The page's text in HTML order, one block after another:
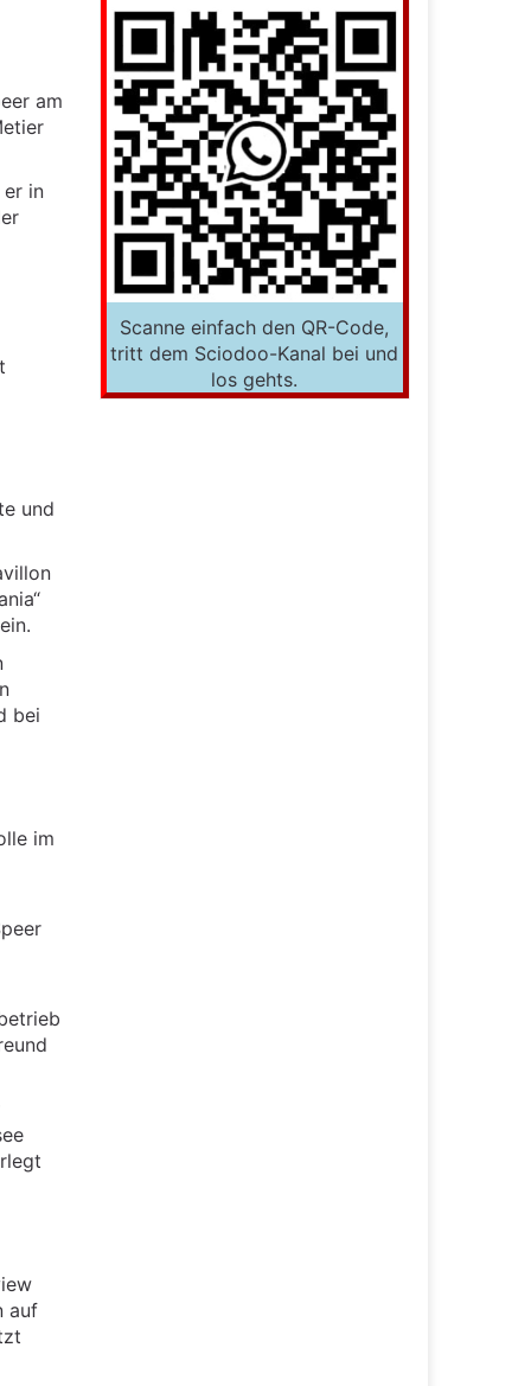
am
er in
und
bei
im
auf
Scanne einfach den QR-Code,
tritt dem Sciodoo-Kanal bei und
los gehts.